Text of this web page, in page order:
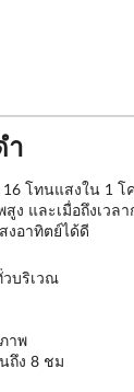
ำ
โทนแสงใน
และเมื่อถึงเว
งอาทิตย์ได้ดี
วบริเวณ
าพ
ถึง 8 ชม